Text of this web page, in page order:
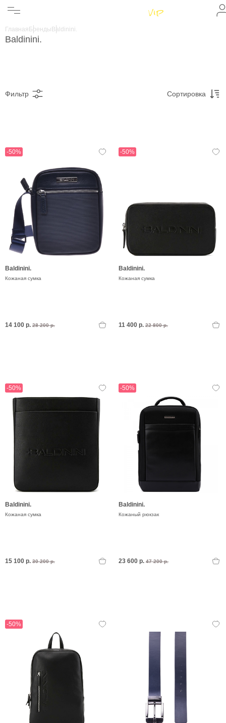
Главная Бренды Baldinini.
Baldinini.
Фильтр Сортировка
-50%
Baldinini.
Кожаная сумка
14 100 р. 28 200 р.
-50%
Baldinini.
Кожаная сумка
11 400 р. 22 800 р.
-50%
Baldinini.
Кожаная сумка
15 100 р. 30 200 р.
-50%
Baldinini.
Кожаный рюкзак
23 600 р. 47 200 р.
-50%